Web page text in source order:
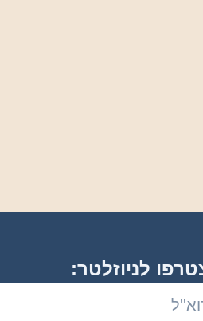
לניוזלטר: